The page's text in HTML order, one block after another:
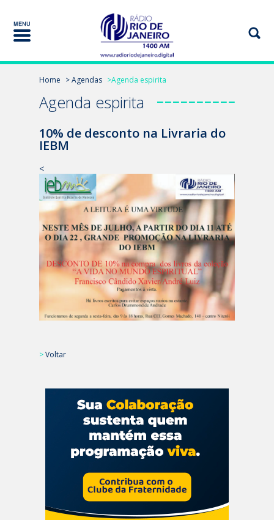
Home > Agendas >Agenda espirita
Agenda espirita
10% de desconto na Livraria do
IEBM
<
>Voltar